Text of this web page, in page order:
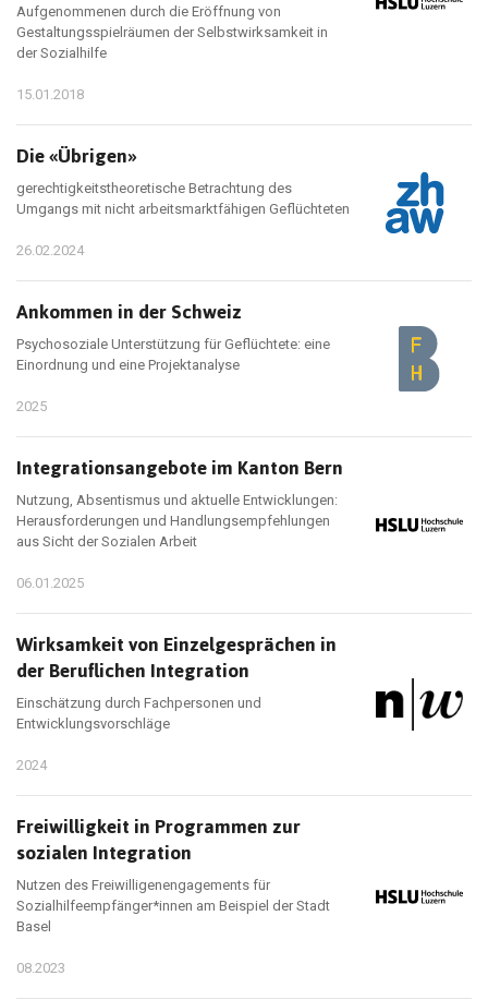
Aufgenommenen durch die Eröffnung von
Gestaltungsspielräumen der Selbstwirksamkeit in
der Sozialhilfe
15.01.2018
Die «Übrigen»
gerechtigkeitstheoretische Betrachtung des
Umgangs mit nicht arbeitsmarktfähigen Geflüchteten
26.02.2024
Ankommen in der Schweiz
Psychosoziale Unterstützung für Geflüchtete: eine
Einordnung und eine Projektanalyse
2025
Integrationsangebote im Kanton Bern
Nutzung, Absentismus und aktuelle Entwicklungen:
Herausforderungen und Handlungsempfehlungen
aus Sicht der Sozialen Arbeit
06.01.2025
Wirksamkeit von Einzelgesprächen in
der Beruflichen Integration
Einschätzung durch Fachpersonen und
Entwicklungsvorschläge
2024
Freiwilligkeit in Programmen zur
sozialen Integration
Nutzen des Freiwilligenengagements für
Sozialhilfeempfänger*innen am Beispiel der Stadt
Basel
08.2023